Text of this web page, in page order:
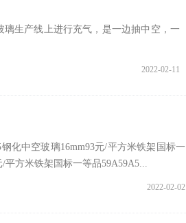
生产线上进行充气，是一边抽中空，一
2022-02-11
化中空玻璃16mm93元/平方米铁架国标一
平方米铁架国标一等品59A59A5...
2022-02-02